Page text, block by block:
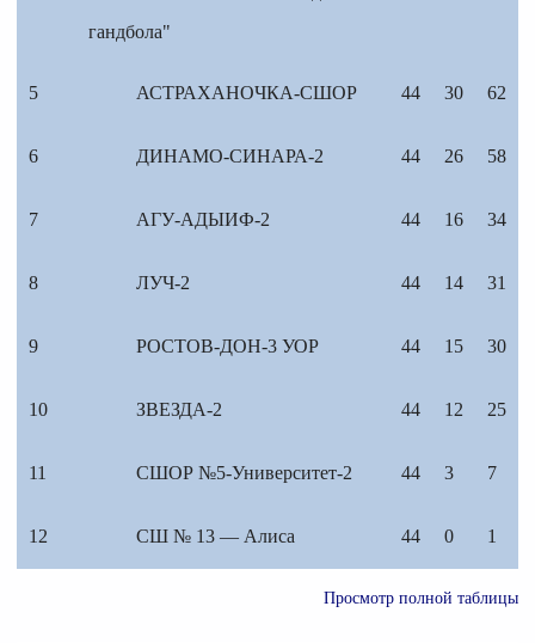
гандбола"
5 АСТРАХАНОЧКА-СШОР 44 30 62
6 ДИНАМО-СИНАРА-2 44 26 58
7 АГУ-АДЫИФ-2 44 16 34
8 ЛУЧ-2 44 14 31
9 РОСТОВ-ДОН-3 УОР 44 15 30
10 ЗВЕЗДА-2 44 12 25
11 СШОР №5-Университет-2 44 3 7
12 СШ № 13 — Алиса 44 0 1
Просмотр полной таблицы